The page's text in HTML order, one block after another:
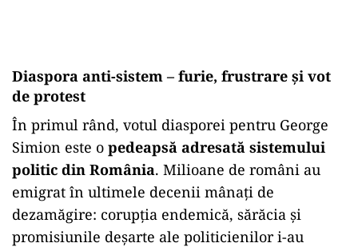
Diaspora anti-sistem – furie, frustrare și vot
de protest
În primul rând, votul diasporei pentru George
Simion este o pedeapsă adresată sistemului
politic din România. Milioane de români au
emigrat în ultimele decenii mânați de
dezamăgire: corupția endemică, sărăcia și
promisiunile deșarte ale politicienilor i-au